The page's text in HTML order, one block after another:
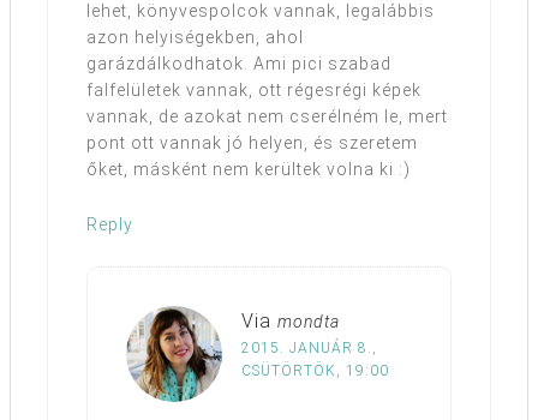
lehet, könyvespolcok vannak, legalábbis
azon helyiségekben, ahol
garázdálkodhatok. Ami pici szabad
falfelületek vannak, ott régesrégi képek
vannak, de azokat nem cserélném le, mert
pont ott vannak jó helyen, és szeretem
őket, másként nem kerültek volna ki :)
Reply
Via mondta
2015. JANUÁR 8.,
CSÜTÖRTÖK, 19:00